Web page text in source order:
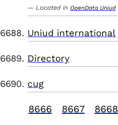
Located in OpenData Uniud
Uniud international
Directory
cug
8666 8667 8668